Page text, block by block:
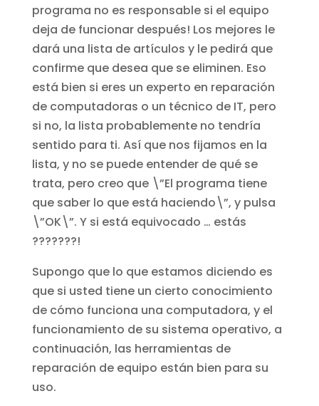
programa no es responsable si el equipo
deja de funcionar después! Los mejores le
dará una lista de artículos y le pedirá que
confirme que desea que se eliminen. Eso
está bien si eres un experto en reparación
de computadoras o un técnico de IT, pero
si no, la lista probablemente no tendría
sentido para ti. Así que nos fijamos en la
lista, y no se puede entender de qué se
trata, pero creo que \”El programa tiene
que saber lo que está haciendo\”, y pulsa
\”OK\”. Y si está equivocado … estás
???????!
Supongo que lo que estamos diciendo es
que si usted tiene un cierto conocimiento
de cómo funciona una computadora, y el
funcionamiento de su sistema operativo, a
continuación, las herramientas de
reparación de equipo están bien para su
uso.